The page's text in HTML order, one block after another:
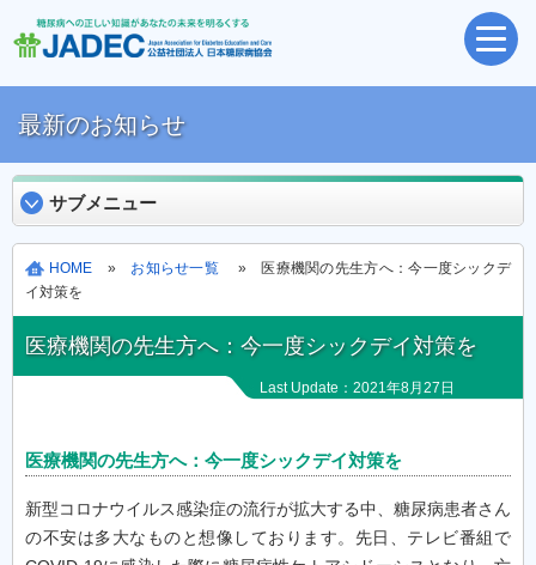
最新のお知らせ
サブメニュー
HOME » お知らせ一覧 » 医療機関の先生方へ：今一度シックデ
イ対策を
医療機関の先生方へ：今一度シックデイ対策を
Last Update：2021年8月27日
医療機関の先生方へ：今一度シックデイ対策を
新型コロナウイルス感染症の流行が拡大する中、糖尿病患者さん
の不安は多大なものと想像しております。先日、テレビ番組で